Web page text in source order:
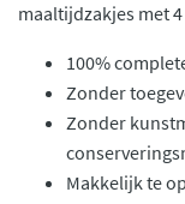
maaltijdzakjes met
100%
Zonder
Zonder
Makkelijk te